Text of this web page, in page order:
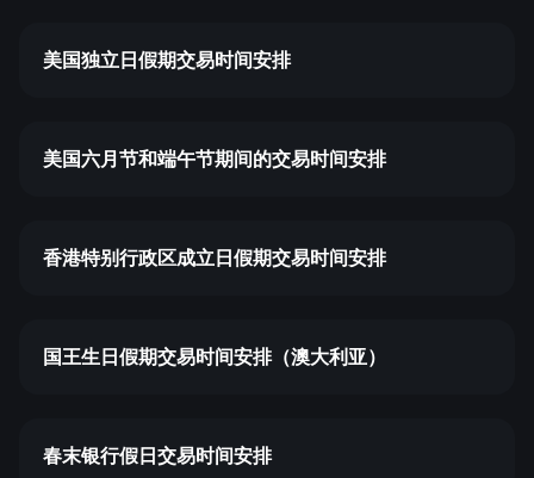
美国独立日假期交易时间安排
美国六月节和端午节期间的交易时间安排
香港特别行政区成立日假期交易时间安排
国王生日假期交易时间安排（澳大利亚）
春末银行假日交易时间安排